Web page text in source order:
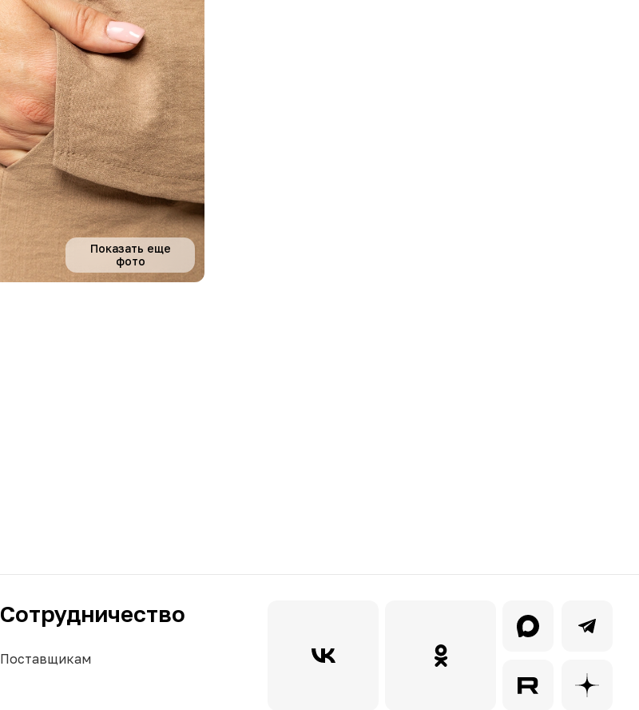
Показать еще
фото
Сотрудничество
Поставщикам